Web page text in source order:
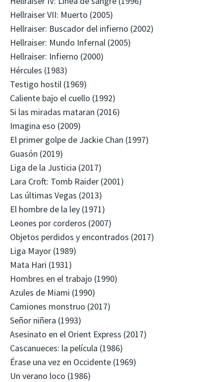
Hellraiser VII: Muerto (2005)
Hellraiser: Buscador del infierno (2002)
Hellraiser: Mundo Infernal (2005)
Hellraiser: Infierno (2000)
Hércules (1983)
Testigo hostil (1969)
Caliente bajo el cuello (1992)
Si las miradas mataran (2016)
Imagina eso (2009)
El primer golpe de Jackie Chan (1997)
Guasón (2019)
Liga de la Justicia (2017)
Lara Croft: Tomb Raider (2001)
Las últimas Vegas (2013)
El hombre de la ley (1971)
Leones por corderos (2007)
Objetos perdidos y encontrados (2017)
Liga Mayor (1989)
Mata Hari (1931)
Hombres en el trabajo (1990)
Azules de Miami (1990)
Camiones monstruo (2017)
Señor niñera (1993)
Asesinato en el Orient Express (2017)
Cascanueces: la película (1986)
Érase una vez en Occidente (1969)
Un verano loco (1986)